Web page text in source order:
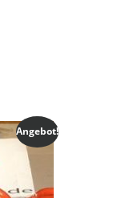
Angebot!